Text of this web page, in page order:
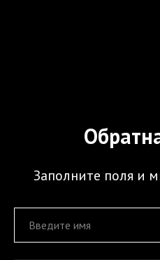
Заполните поля и